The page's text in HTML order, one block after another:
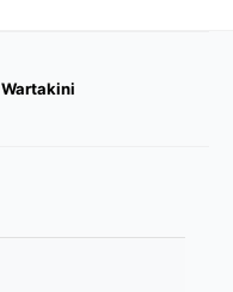
Wartakini